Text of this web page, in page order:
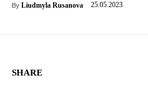
By Liudmyla Rusanova 25.05.2023
SHARE